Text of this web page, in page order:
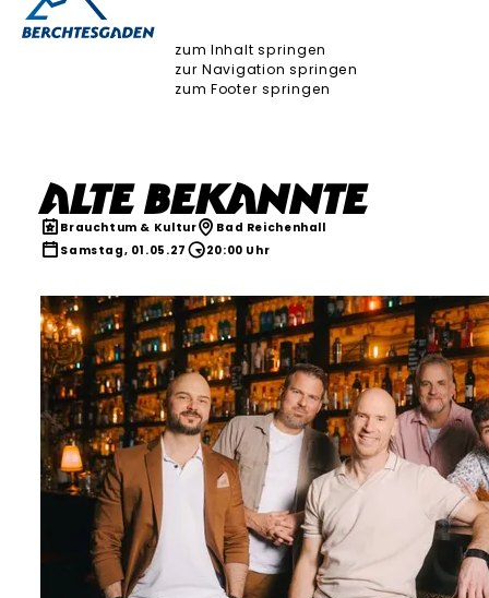
zum Inhalt springen
zur Navigation springen
zum Footer springen
Alte Bekannte
Brauchtum & Kultur
Bad Reichenhall
Samstag, 01.05.27
20:00 Uhr